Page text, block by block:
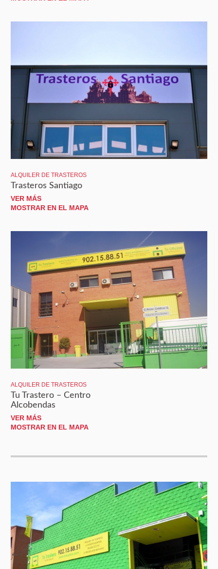
ALQUILER DE TRASTEROS
Trasteros Santiago
VER MÁS
MOSTRAR EN EL MAPA
ALQUILER DE TRASTEROS
Tu Trastero – Centro
Alcobendas
VER MÁS
MOSTRAR EN EL MAPA